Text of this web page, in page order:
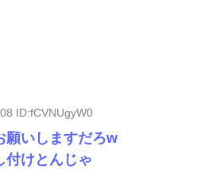
ID:fCVNUgyW0
願いしますだろw
付けとんじゃ